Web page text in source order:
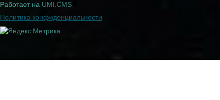
Работает на UMI.CMS
Политика конфиденциальности